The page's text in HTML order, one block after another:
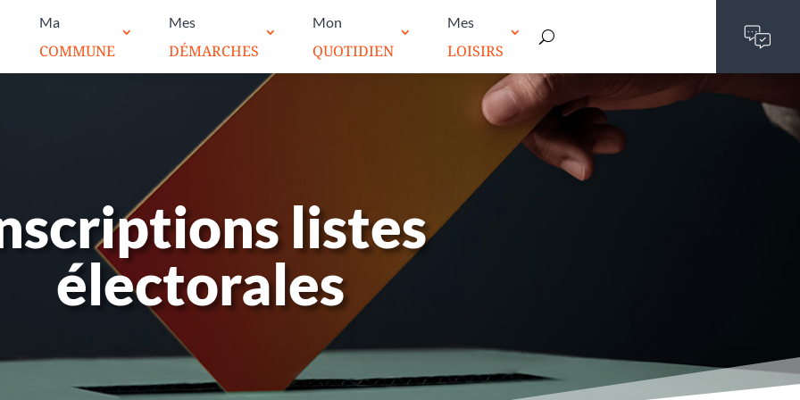
Ma
COMMUNE
Mes
DÉMARCHES
Mon
QUOTIDIEN
Mes
LOISIRS
listes
électorales